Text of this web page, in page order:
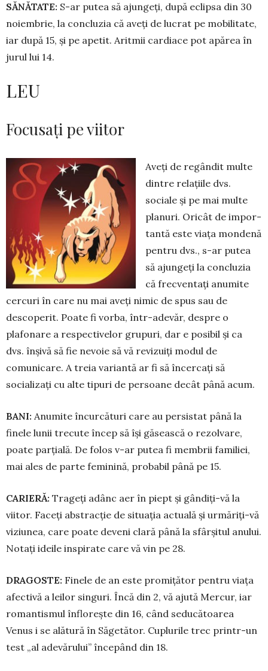
SĂNĂTATE: S-ar putea să ajun­geți, după eclipsa din 30
noiembrie, la con­clu­zia că aveți de lucrat pe mobilitate,
iar du­pă 15, și pe apetit. Aritmii cardiace pot apărea în
jurul lui 14.
LEU
Focusați pe viitor
Aveți de regândit multe
dintre relațiile dvs.
sociale și pe mai multe
planuri. Oricât de im­por­
tantă este viața mondenă
pentru dvs., s-ar putea
să ajungeți la concluzia
că frecventați anumite
cercuri în care nu mai aveți nimic de spus sau de
descoperit. Poate fi vorba, într-adevăr, despre o
plafonare a respectivelor grupuri, dar e posibil și ca
dvs. înșivă să fie nevoie să vă revizuiți modul de
comunicare. A treia variantă ar fi să încercați să
socializați cu alte tipuri de persoane decât până acum.
BANI: Anumite încurcături care au persistat până la
finele lunii trecute încep să își găsească o re­zolvare,
poate parțială. De folos v-ar putea fi membrii familiei,
mai ales de parte feminină, probabil până pe 15.
CARIERĂ: Trageți adânc aer în piept și gândiți-vă la
viitor. Faceți abstracție de situația actuală și urmăriți-vă
viziunea, care poate deveni clară până la sfârșitul anului.
Notați ideile inspirate care vă vin pe 28.
DRAGOSTE: Finele de an este pro­mi­ță­tor pentru viața
afectivă a leilor singuri. Încă din 2, vă ajută Mercur, iar
romantismul înflo­rește din 16, când seducătoarea
Venus i se alătură în Săgetător. Cuplu­rile trec printr-un
test „al ade­vărului” începând din 18.